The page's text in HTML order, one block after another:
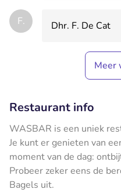
F. Dhr. F. De Cat
Meer
Restaurant info
WASBAR is een uniek
Je kunt er genieten van
moment van de dag:
Probeer zeker eens de
Bagels uit.